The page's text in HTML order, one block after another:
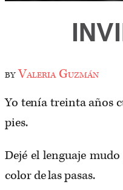
byValeria Guzmán
Yo tenía treinta años
pies.
Dejé el lenguaje
color de las pasas.